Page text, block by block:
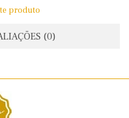
produto
(0)